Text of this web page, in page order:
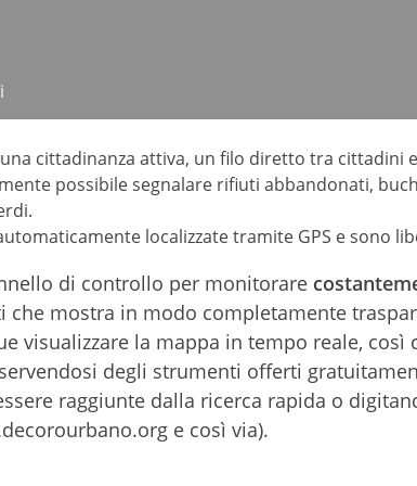
cittadinanza attiva, un filo diretto tra cittadini
possibile segnalare rifiuti abbandonati,
localizzate tramite GPS e sono
di controllo per monitorare
che mostra in modo completamente
visualizzare la mappa in tempo reale,
degli strumenti offerti
raggiunte dalla ricerca rapida o
e così via).